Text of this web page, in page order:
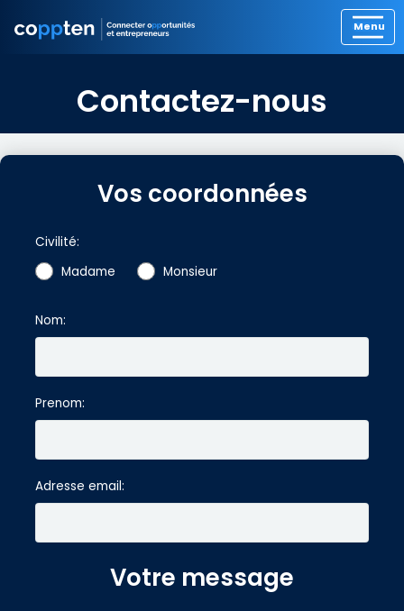
Contactez-nous
Vos coordonnées
Civilité:
Madame
Monsieur
Nom:
Prenom:
Adresse email:
Votre message